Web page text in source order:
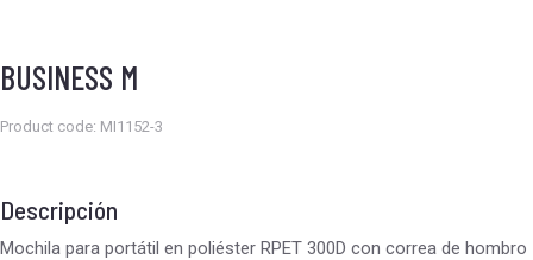
BUSINESS M
Product code: MI1152-3
Descripción
Mochila para portátil en poliéster RPET 300D con correa de hombro